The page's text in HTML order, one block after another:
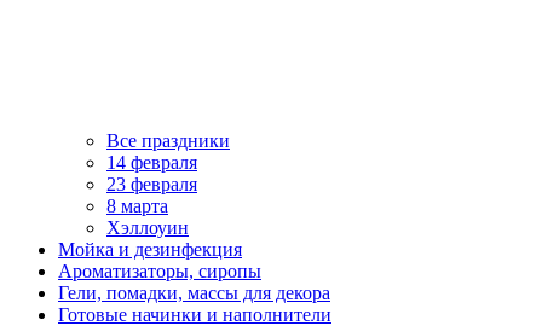
Все праздники
14 февраля
23 февраля
8 марта
Хэллоуин
Мойка и дезинфекция
Ароматизаторы, сиропы
Гели, помадки, массы для декора
Готовые начинки и наполнители